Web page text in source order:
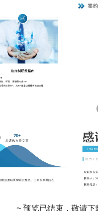
~ 预览已结束，敬请下